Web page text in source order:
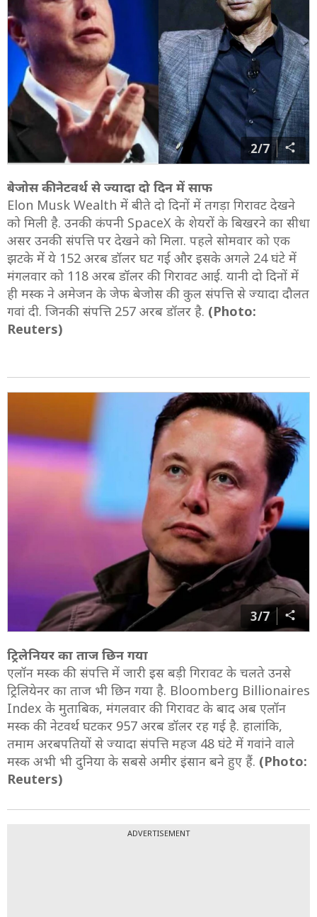
2/7
बेजोस की नेटवर्थ से ज्यादा दो दिन में साफ
Elon Musk Wealth में बीते दो दिनों में तगड़ा गिरावट देखने
को मिली है. उनकी कंपनी SpaceX के शेयरों के बिखरने का सीधा
असर उनकी संपत्ति पर देखने को मिला. पहले सोमवार को एक
झटके में ये 152 अरब डॉलर घट गई और इसके अगले 24 घंटे में
मंगलवार को 118 अरब डॉलर की गिरावट आई. यानी दो दिनों में
ही मस्क ने अमेजन के जेफ बेजोस की कुल संपत्ति से ज्यादा दौलत
गवां दी. जिनकी संपत्ति 257 अरब डॉलर है. (Photo:
Reuters)
3/7
ट्रिलेनियर का ताज छिन गया
एलॉन मस्‍क की संपत्ति में जारी इस बड़ी गिरावट के चलते उनसे
ट्रिलियेनर का ताज भी छिन गया है. Bloomberg Billionaires
Index के मुताबिक, मंगलवार की गिरावट के बाद अब एलॉन
मस्क की नेटवर्थ घटकर 957 अरब डॉलर रह गई है. हालांकि,
तमाम अरबपतियों से ज्यादा संपत्ति महज 48 घंटे में गवांने वाले
मस्क अभी भी दुनिया के सबसे अमीर इंसान बने हुए हैं. (Photo:
Reuters)
ADVERTISEMENT